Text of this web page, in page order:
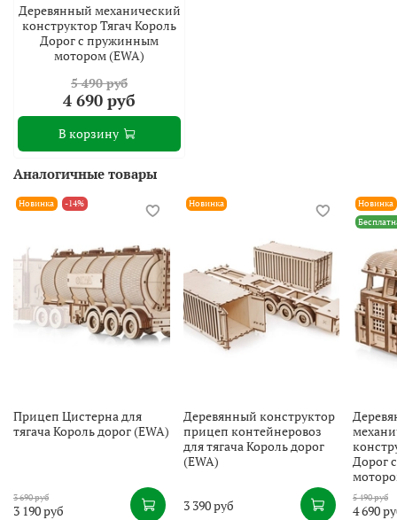
Деревянный механический
конструктор Тягач Король
Дорог с пружинным
мотором (EWA)
5 490 руб
4 690 руб
В корзину
Аналогичные товары
Новинка -14%
Прицеп Цистерна для
тягача Король дорог (EWA)
3 690 руб
3 190 руб
Новинка
Деревянный конструктор
прицеп контейнеровоз
для тягача Король дорог
(EWA)
3 390 руб
Новинка
Дорог
5 490 руб
4 690